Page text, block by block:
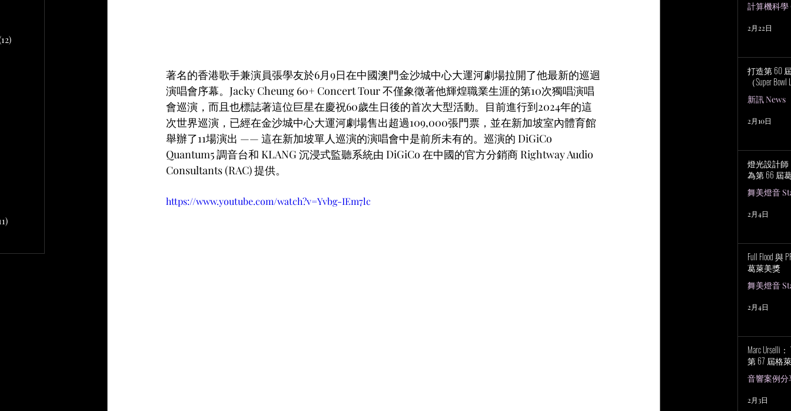
著名的香港歌手兼演員張學友於6月9日在中國澳門金沙城中心大運河劇場拉開了他最新的巡迴
演唱會序幕。Jacky Cheung 60+ Concert Tour 不僅象徵著他輝煌職業生涯的第10次獨唱演唱
會巡演，而且也標誌著這位巨星在慶祝60歲生日後的首次大型活動。目前進行到2024年的這
次世界巡演，已經在金沙城中心大運河劇場售出超過109,000張門票，並在新加坡室內體育館
舉辦了11場演出 —— 這在新加坡單人巡演的演唱會中是前所未有的。巡演的 DiGiCo
Quantum5 調音台和 KLANG 沉浸式監聽系統由 DiGiCo 在中國的官方分銷商 Rightway Audio
Consultants (RAC) 提供。
https://www.youtube.com/watch?v=Yvbg-IEm7lc
計算機科學
2月22日
打造第 60
（Super
新訊 News
2月10日
燈光設計師
為第 66 屆
舞美燈音
2月4日
Full Flood 與
葛萊美獎
舞美燈音
2月4日
Marc Urselli
第 67 屆格
音響案例分
2月3日